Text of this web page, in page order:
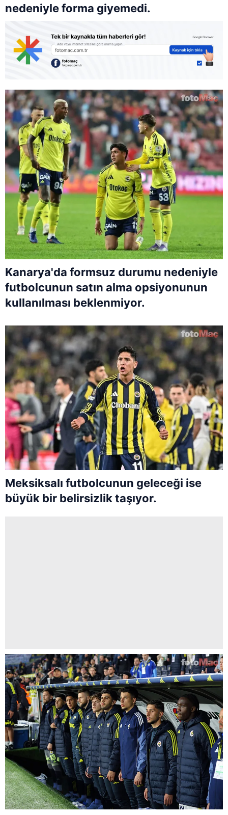
nedeniyle forma giyemedi.
Kanarya'da formsuz durumu nedeniyle
futbolcunun satın alma opsiyonunun
kullanılması beklenmiyor.
Meksiksalı futbolcunun geleceği ise
büyük bir belirsizlik taşıyor.